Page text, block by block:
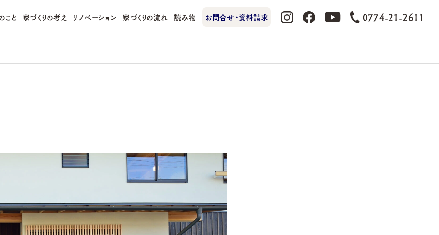
こと 家づくりの考え リノベーション 家づくりの流れ 読み物 お問合せ・資料請求 0774-21-2611